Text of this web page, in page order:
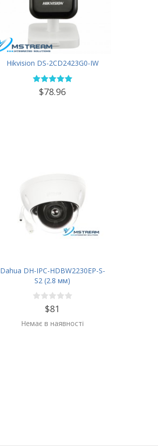
Hikvision DS-2CD2423G0-IW
$78.96
Dahua DH-IPC-HDBW2230EP-S-
S2 (2.8 мм)
$81
Немає в наявності